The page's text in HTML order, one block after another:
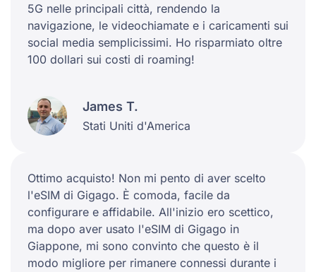
5G nelle principali città, rendendo la
navigazione, le videochiamate e i caricamenti sui
social media semplicissimi. Ho risparmiato oltre
100 dollari sui costi di roaming!
James T.
Stati Uniti d'America
Ottimo acquisto! Non mi pento di aver scelto
l'eSIM di Gigago. È comoda, facile da
configurare e affidabile. All'inizio ero scettico,
ma dopo aver usato l'eSIM di Gigago in
Giappone, mi sono convinto che questo è il
modo migliore per rimanere connessi durante i